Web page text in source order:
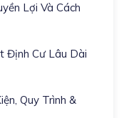
Lợi Và Cách
Định Cư Lâu Dài
Quy Trình &